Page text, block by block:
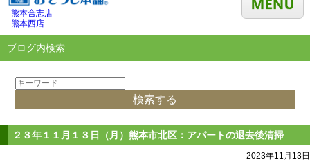
熊本合志店
熊本西店
ブログ内検索
２３年１１月１３日（月）熊本市北区：アパートの退去後清掃
2023年11月13日